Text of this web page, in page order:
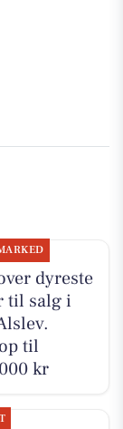
dyreste
til salg i
til
kr